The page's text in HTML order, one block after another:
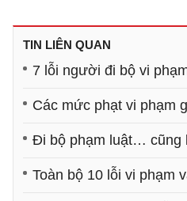
TIN LIÊN QUAN
7 lỗi người đi bộ vi
Các mức phạt vi phạm
Đi bộ phạm luật… cũng
Toàn bộ 10 lỗi vi phạm